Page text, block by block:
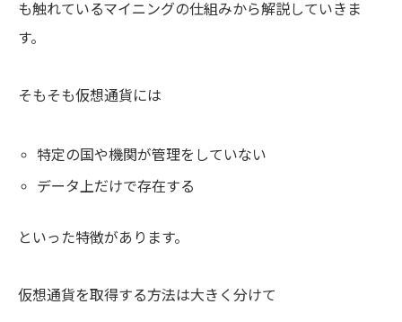
も触れているマイニングの仕組みから解説していきま
す。
そもそも仮想通貨には
特定の国や機関が管理をしていない
データ上だけで存在する
といった特徴があります。
仮想通貨を取得する方法は大きく分けて